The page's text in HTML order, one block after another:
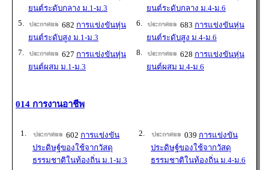
ยนต์ระดับกลาง ม.1-ม.3
ยนต์ระดับกลาง ม.4-ม.6
5.
682 การแข่งขันหุ่น
ยนต์ระดับสูง ม.1-ม.3
6. 683 การแข่งขันหุ่น
ยนต์ระดับสูง ม.4-ม.6
7.
627 การแข่งขันหุ่น
ยนต์ผสม ม.1-ม.3
8. 628 การแข่งขันหุ่น
ยนต์ผสม ม.4-ม.6
014 การงานอาชีพ
1. 602 การแข่งขัน
ประดิษฐ์ของใช้จากวัสดุ
ธรรมชาติในท้องถิ่น ม.1-ม.3
2. 039 การแข่งขัน
ประดิษฐ์ของใช้จากวัสดุ
ธรรมชาติในท้องถิ่น ม.4-ม.6